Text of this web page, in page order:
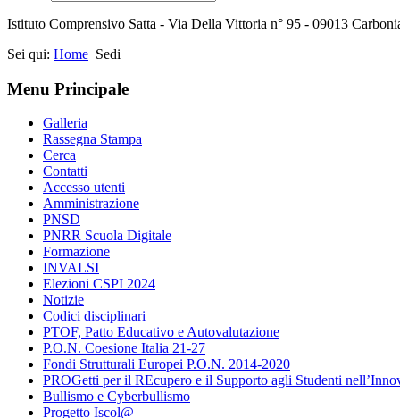
Istituto Comprensivo Satta - Via Della Vittoria n° 95 - 09013
Sei qui: Home Sedi
Menu Principale
Galleria
Rassegna Stampa
Cerca
Contatti
Accesso utenti
Amministrazione
PNSD
PNRR Scuola Digitale
Formazione
INVALSI
Elezioni CSPI 2024
Notizie
Codici disciplinari
PTOF, Patto Educativo e Autovalutazione
P.O.N. Coesione Italia 21-27
Fondi Strutturali Europei P.O.N. 2014-2020
PROGetti per il REcupero e il Supporto agli Studenti
Bullismo e Cyberbullismo
Progetto Iscol@